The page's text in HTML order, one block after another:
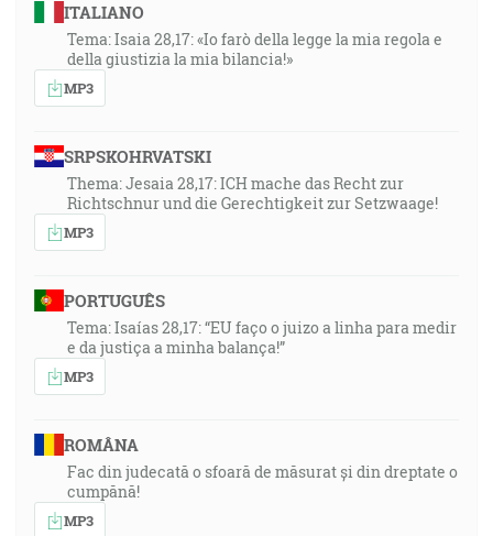
ITALIANO
Tema: Isaia 28,17: «Io farò della legge la mia regola e
della giustizia la mia bilancia!»
MP3
SRPSKOHRVATSKI
Thema: Jesaia 28,17: ICH mache das Recht zur
Richtschnur und die Gerechtigkeit zur Setzwaage!
MP3
PORTUGUÊS
Tema: Isaías 28,17: “EU faço o juizo a linha para medir
e da justiça a minha balança!”
MP3
ROMÂNA
Fac din judecată o sfoară de măsurat și din dreptate o
cumpănă!
MP3